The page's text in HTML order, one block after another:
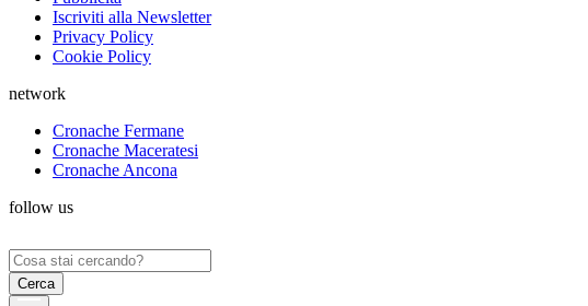
Iscriviti alla Newsletter
Privacy Policy
Cookie Policy
network
Cronache Fermane
Cronache Maceratesi
Cronache Ancona
follow us
Ricerca
per: